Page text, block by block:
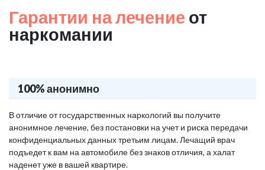
Гарантии на лечение от
наркомании
100% анонимно
В отличие от государственных наркологий вы получите
анонимное лечение, без постановки на учет и риска передачи
конфиденциальных данных третьим лицам. Лечащий врач
подъедет к вам на автомобиле без знаков отличия, а халат
наденет уже в вашей квартире.